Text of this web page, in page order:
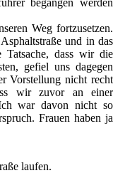
Weg fortzusetzen.
und in das
dass wir die
gefiel uns dagegen
Vorstellung nicht recht
wir zuvor an einer
war davon nicht so
Frauen haben ja
laufen.